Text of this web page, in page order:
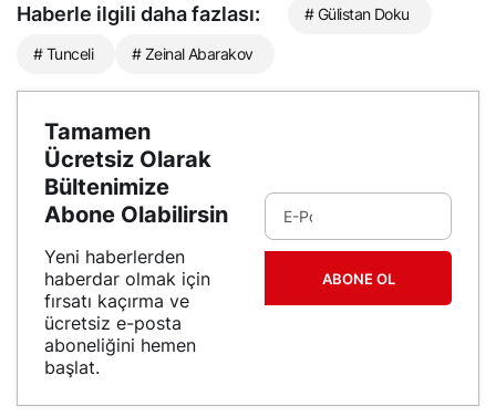
Haberle ilgili daha fazlası: # Gülistan Doku
# Tunceli # Zeinal Abarakov
Tamamen
Ücretsiz Olarak
Bültenimize
Abone Olabilirsin
Yeni haberlerden
haberdar olmak için
fırsatı kaçırma ve
ücretsiz e-posta
aboneliğini hemen
başlat.
ABONE OL